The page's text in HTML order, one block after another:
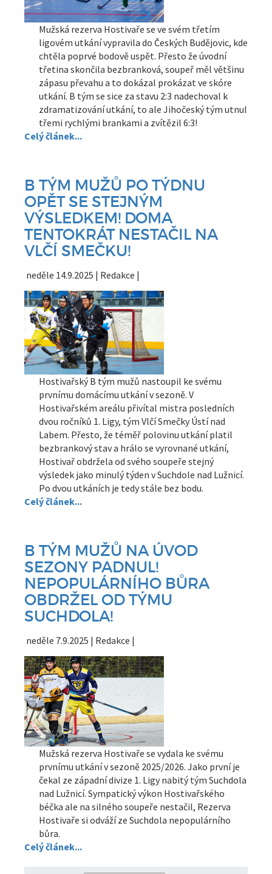
Mužská rezerva Hostivaře se ve svém třetím
ligovém utkání vypravila do Českých Budějovic, kde
chtěla poprvé bodově uspět. Přesto že úvodní
třetina skončila bezbranková, soupeř měl většinu
zápasu převahu a to dokázal prokázat ve skóre
utkání. B tým se sice za stavu 2:3 nadechoval k
zdramatizování utkání, to ale Jihočeský tým utnul
třemi rychlými brankami a zvítězil 6:3!
Celý článek...
B TÝM MUŽŮ PO TÝDNU
OPĚT SE STEJNÝM
VÝSLEDKEM! DOMA
TENTOKRÁT NESTAČIL NA
VLČÍ SMEČKU!
neděle 14.9.2025 | Redakce |
Hostivařský B tým mužů nastoupil ke svému
prvnímu domácímu utkání v sezoně. V
Hostivařském areálu přivítal mistra posledních
dvou ročníků 1. Ligy, tým Vlčí Smečky Ústí nad
Labem. Přesto, že téměř polovinu utkání platil
bezbrankový stav a hrálo se vyrovnané utkání,
Hostivař obdržela od svého soupeře stejný
výsledek jako minulý týden v Suchdole nad Lužnicí.
Po dvou utkáních je tedy stále bez bodu.
Celý článek...
B TÝM MUŽŮ NA ÚVOD
SEZONY PADNUL!
NEPOPULÁRNÍHO BŮRA
OBDRŽEL OD TÝMU
SUCHDOLA!
neděle 7.9.2025 | Redakce |
Mužská rezerva Hostivaře se vydala ke svému
prvnímu utkání v sezoně 2025/2026. Jako první je
čekal ze západní divize 1. Ligy nabitý tým Suchdola
nad Lužnicí. Sympatický výkon Hostivařského
béčka ale na silného soupeře nestačil, Rezerva
Hostivaře si odváží ze Suchdola nepopulárního
bůra.
Celý článek...